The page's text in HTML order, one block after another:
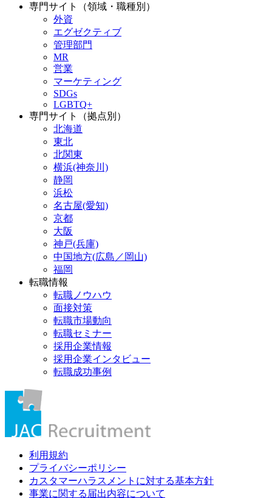
専門サイト（領域・職種別）
外資
エグゼクティブ
管理部門
MR
営業
マーケティング
SDGs
LGBTQ+
専門サイト（拠点別）
北海道
東北
北関東
横浜(神奈川)
静岡
浜松
名古屋(愛知)
京都
大阪
神戸(兵庫)
中国地方(広島／岡山)
福岡
転職情報
転職ノウハウ
面接対策
転職市場動向
転職セミナー
採用企業情報
採用企業インタビュー
転職成功事例
利用規約
プライバシーポリシー
カスタマーハラスメントに対する基本方針
事業に関する届出内容について